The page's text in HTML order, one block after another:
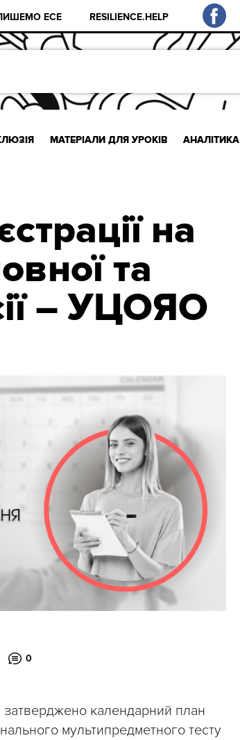
ЕСЕ RESILIENCE.HELP
МАТЕРІАЛИ ДЛЯ УРОКІВ АНАЛІТИКА
на
та
– УЦОЯО
0
затверджено календарний план
мультипредметного тесту